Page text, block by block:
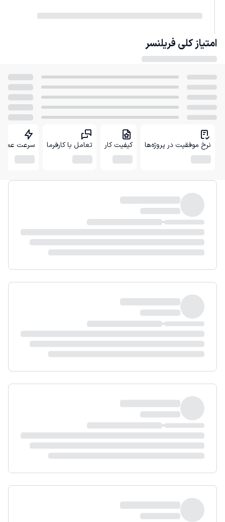
امتیاز کلی فریلنسر
نرخ موفقیت در پروژه‌ها کیفیت کار تعامل با کارفرما سرعت عمل